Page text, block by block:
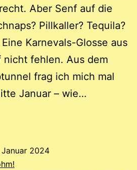
Aber Senf auf die
Pillkaller? Tequila?
Karnevals-Glosse aus
nicht fehlen. Aus dem
frag ich mich mal
Januar – wie…
Januar 2024